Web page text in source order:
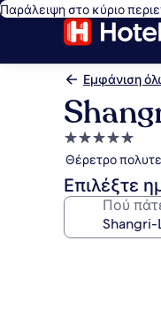
Παράλειψη στο κύριο
Εμφάνιση
Κατάλυμα
με
5.0
αστέρια
Θέρετρο
Επιλέξτε
Πού